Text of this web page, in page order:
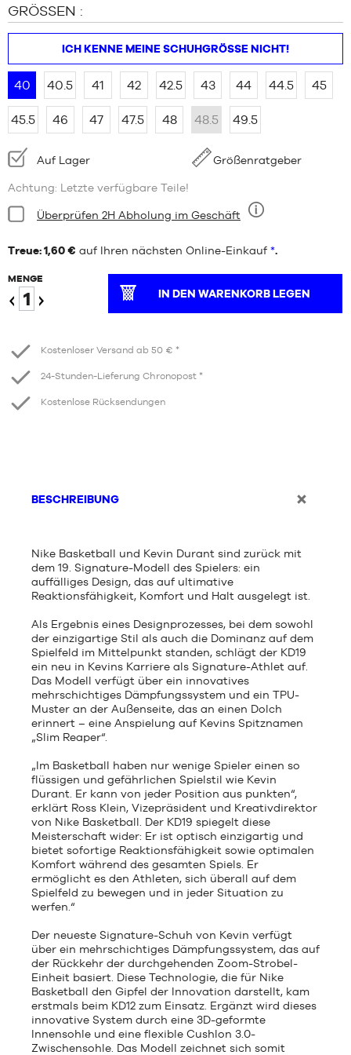
GRÖSSEN :
ICH KENNE MEINE SCHUHGRÖSSE NICHT!
40 40.5 41 42 42.5 43 44 44.5 45
45.5 46 47 47.5 48 48.5 49.5
Verfügbarkeit:
Auf Lager Größenratgeber
Achtung: Letzte verfügbare Teile!
Bedingung:
Neun
Überprüfen 2H Abholung im Geschäft
Treue: 1,60 € auf Ihren nächsten Online-Einkauf *.
MENGE
IN DEN WARENKORB LEGEN
Kostenloser Versand ab 50 € *
24-Stunden-Lieferung Chronopost *
Kostenlose Rücksendungen
BESCHREIBUNG
Nike Basketball und Kevin Durant sind zurück mit
dem 19. Signature-Modell des Spielers: ein
auffälliges Design, das auf ultimative
Reaktionsfähigkeit, Komfort und Halt ausgelegt ist.
Als Ergebnis eines Designprozesses, bei dem sowohl
der einzigartige Stil als auch die Dominanz auf dem
Spielfeld im Mittelpunkt standen, schlägt der KD19
ein neu in Kevins Karriere als Signature-Athlet auf.
Das Modell verfügt über ein innovatives
mehrschichtiges Dämpfungssystem und ein TPU-
Muster an der Außenseite, das an einen Dolch
erinnert – eine Anspielung auf Kevins Spitznamen
„Slim Reaper“.
„Im Basketball haben nur wenige Spieler einen so
flüssigen und gefährlichen Spielstil wie Kevin
Durant. Er kann von jeder Position aus punkten“,
erklärt Ross Klein, Vizepräsident und Kreativdirektor
von Nike Basketball. Der KD19 spiegelt diese
Meisterschaft wider: Er ist optisch einzigartig und
bietet sofortige Reaktionsfähigkeit sowie optimalen
Komfort während des gesamten Spiels. Er
ermöglicht es den Athleten, sich überall auf dem
Spielfeld zu bewegen und in jeder Situation zu
werfen.“
Der neueste Signature-Schuh von Kevin verfügt
über ein mehrschichtiges Dämpfungssystem, das auf
der Rückkehr der durchgehenden Zoom-Strobel-
Einheit basiert. Diese Technologie, die für Nike
Basketball den Gipfel der Innovation darstellt, kam
erstmals beim KD12 zum Einsatz. Ergänzt wird dieses
innovative System durch eine 3D-geformte
Innensohle und eine flexible Cushlon 3.0-
Zwischensohle. Das Modell zeichnet sich somit